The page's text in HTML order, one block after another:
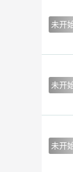
未开
未开
未开